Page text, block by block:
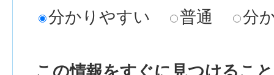
分かりやすい
普通 分
この情報をすぐに見つけるこ